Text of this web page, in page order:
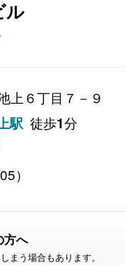
ル
上６丁目７－９
駅 徒歩1分
）
方へ
まう場合もあります。